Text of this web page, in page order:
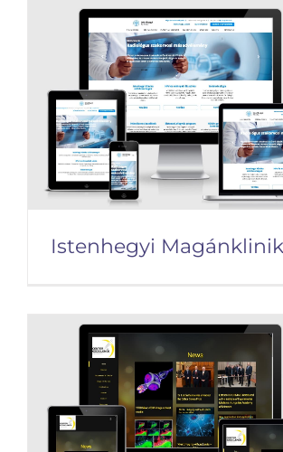
Intimklinika
Istenhegyi
Istenhegyi